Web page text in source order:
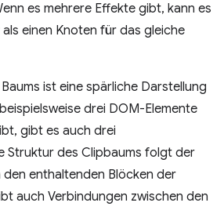
es mehrere Effekte gibt, kann es
als einen Knoten für das gleiche
ist eine spärliche Darstellung
drei DOM-Elemente
gibt es auch drei
Struktur des Clipbaums folgt der
den enthaltenden Blöcken der
auch Verbindungen zwischen den